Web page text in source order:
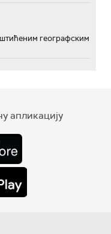
географским
апликацију